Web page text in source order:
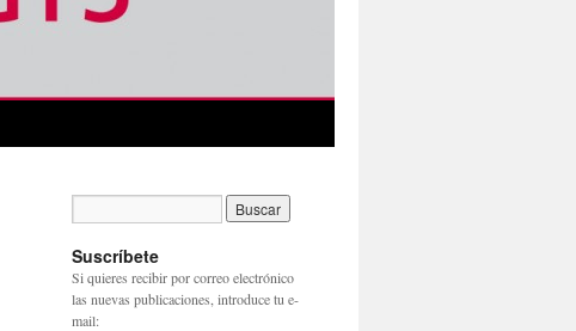
Suscríbete
Si quieres recibir por correo electrónico
las nuevas publicaciones, introduce tu e-
mail: